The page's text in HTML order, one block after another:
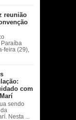
reunião
Paraíba
feira (29),
com
sendo
Nesta ...